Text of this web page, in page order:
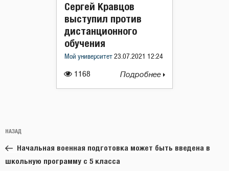
1168
Сергей Кравцов
выступил против
дистанционного
обучения
Мой университет 23.07.2021 12:24
Подробнее
по
записям
Предыдущая
запись:
НАЗАД
Начальная военная подготовка может быть введена в
школьную программу с 5 класса